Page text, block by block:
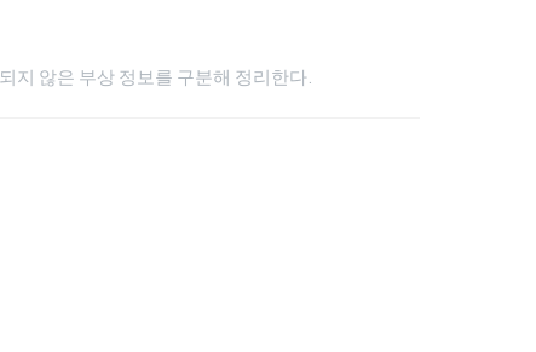
지 않은 부상 정보를 구분해 정리한다.